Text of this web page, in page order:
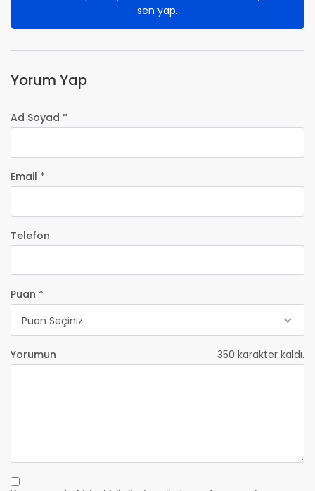
sen yap.
Yorum Yap
Ad Soyad *
Email *
Telefon
Puan *
Puan Seçiniz
Yorumun 350 karakter kaldı.